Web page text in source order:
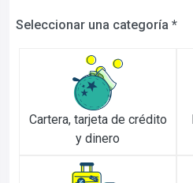
Seleccionar una categoría *
Cartera, tarjeta de crédito
y dinero